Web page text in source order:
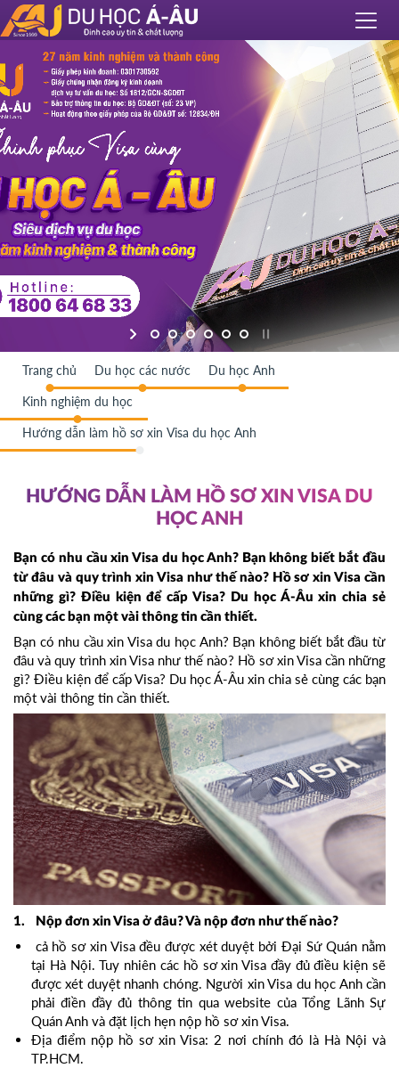
Trang chủ Du học các nước Du học Anh
Kinh nghiệm du học
Hướng dẫn làm hồ sơ xin Visa du học Anh
HƯỚNG DẪN LÀM HỒ SƠ XIN VISA DU
HỌC ANH
Bạn có nhu cầu xin Visa du học Anh? Bạn không biết bắt đầu
từ đâu và quy trình xin Visa như thế nào? Hồ sơ xin Visa cần
những gì? Điều kiện để cấp Visa? Du học Á-Âu xin chia sẻ
cùng các bạn một vài thông tin cần thiết.
Bạn có nhu cầu xin Visa du học Anh? Bạn không biết bắt đầu từ
đâu và quy trình xin Visa như thế nào? Hồ sơ xin Visa cần những
gì? Điều kiện để cấp Visa? Du học Á-Âu xin chia sẻ cùng các bạn
một vài thông tin cần thiết.
1. Nộp đơn xin Visa ở đâu? Và nộp đơn như thế nào?
cả hồ sơ xin Visa đều được xét duyệt bởi Đại Sứ Quán nằm
tại Hà Nội. Tuy nhiên các hồ sơ xin Visa đầy đủ điều kiện sẽ
được xét duyệt nhanh chóng. Người xin Visa du học Anh cần
phải điền đầy đủ thông tin qua website của Tổng Lãnh Sự
Quán Anh và đặt lịch hẹn nộp hồ sơ xin Visa.
Địa điểm nộp hồ sơ xin Visa: 2 nơi chính đó là Hà Nội và
TP.HCM.